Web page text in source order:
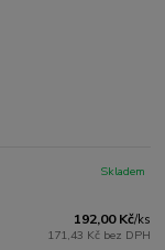
192,00 Kč/ks
171,43 Kč bez DPH
Skladem